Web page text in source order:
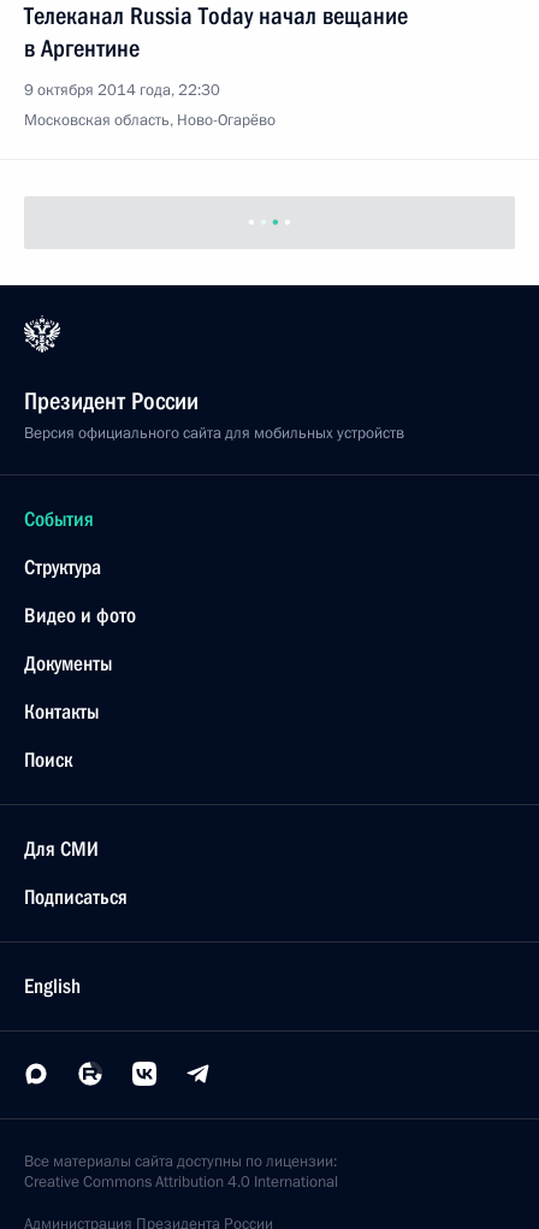
Телеканал Russia Today начал вещание
в Аргентине
9 октября 2014 года, 22:30
Московская область, Ново-Огарёво
Президент России
Версия официального сайта для мобильных устройств
События
Структура
Видео и фото
Документы
Контакты
Поиск
Для СМИ
Подписаться
English
Все материалы сайта доступны по лицензии:
Creative Commons Attribution 4.0 International
Администрация Президента России